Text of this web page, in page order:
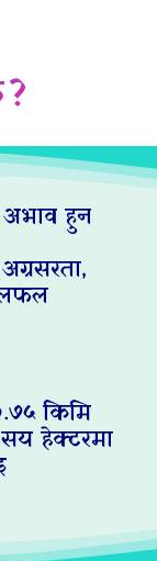
अभाव हुन
किमि
हेक्टरमा